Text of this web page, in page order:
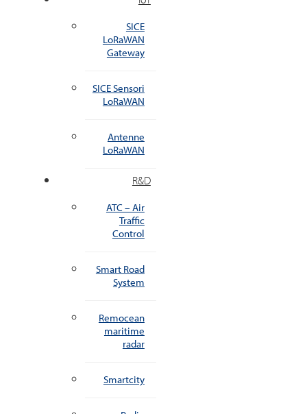
SICE
LoRaWAN
Gateway
SICE Sensori
LoRaWAN
Antenne
LoRaWAN
R&D
ATC – Air
Traffic
Control
Smart Road
System
Remocean
maritime
radar
Smartcity